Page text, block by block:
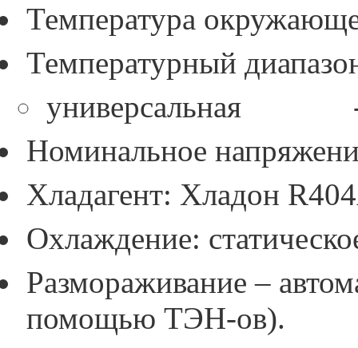
Температура
Температурный
универсальная -
Номинальное
Хладагент: Хладон
Охлаждение:
Размораживание –
помощью ТЭН-ов).